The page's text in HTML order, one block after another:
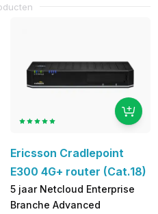
Ericsson Cradlepoint
E300 4G+ router (Cat.18)
5 jaar Netcloud Enterprise
Branche Advanced